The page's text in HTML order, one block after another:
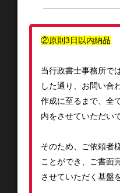
②原則3日以内納品
当行政書士事務所で
した通り、お問い合
作成に至るまで、全
内をさせていただい
そのため、ご依頼者
ことができ、ご書面
させていただく基盤